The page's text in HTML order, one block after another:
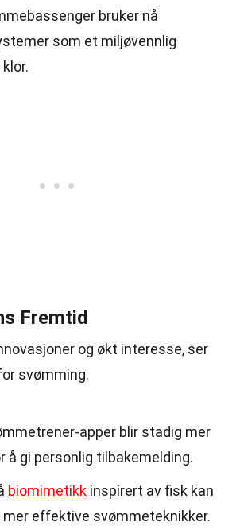
bruker nå
som et miljøvennlig
Fremtid
og økt interesse, ser
svømming.
apper blir stadig mer
å gi personlig tilbakemelding.
biomimetikk inspirert av fisk kan
mer effektive svømmeteknikker.